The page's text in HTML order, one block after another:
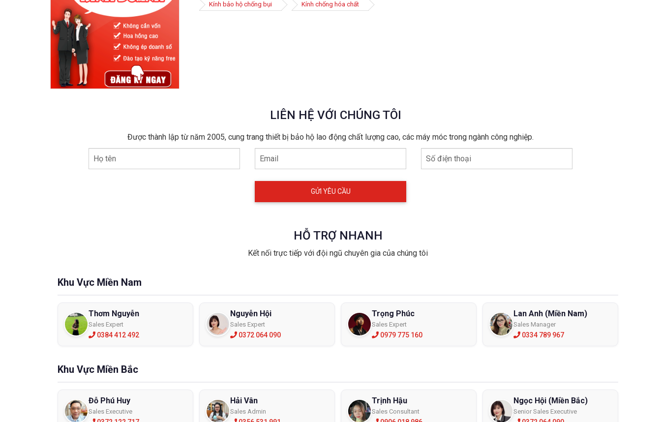
Một vài lưu ý khi mua kính bảo hộ chống bụi
Kính bảo hộ chống bụi Kính chống hóa chất
LIÊN HỆ VỚI CHÚNG TÔI
Được thành lập từ năm 2005, cung trang thiết bị bảo hộ lao động chất lượng cao, các máy móc trong ngành công nghiệp.
Họ tên Email Số điện thoại
HỖ TRỢ NHANH
Kết nối trực tiếp với đội ngũ chuyên gia của chúng tôi
Khu Vực Miền Nam
Thơm Nguyễn
Sales Expert
0384 412 492
Nguyễn Hội
Sales Expert
0372 064 090
Trọng Phúc
Sales Expert
0979 775 160
Lan Anh (Miền Nam)
Sales Manager
0334 789 967
Khu Vực Miền Bắc
Đỗ Phú Huy
Sales Executive
Hải Vân
Sales Admin
Trịnh Hậu
Sales Consultant
Ngọc Hội (Miền Bắc)
Senior Sales Executive